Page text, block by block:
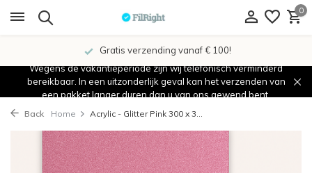
0
Gratis verzending vanaf € 100!
Wegens de vakantieperiode zijn wij telefonisch verminderd
bereikbaar. In een uitzonderlijk geval kan het verzenden van
een pakket langer duren dan u van ons gewend bent.
Back Home Acrylic - Glitter Pink 300 x 3...